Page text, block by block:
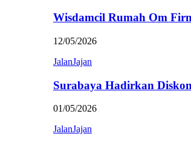
Wisdamcil Rumah Om
12/05/2026
JalanJajan
Surabaya Hadirkan
01/05/2026
JalanJajan